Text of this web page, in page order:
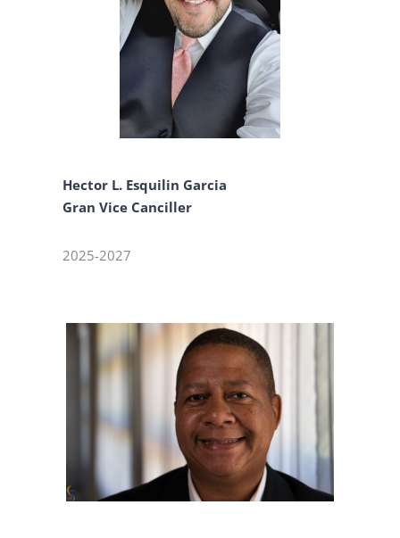
Hector L. Esquilin Garcia
Gran Vice Canciller
2025-2027